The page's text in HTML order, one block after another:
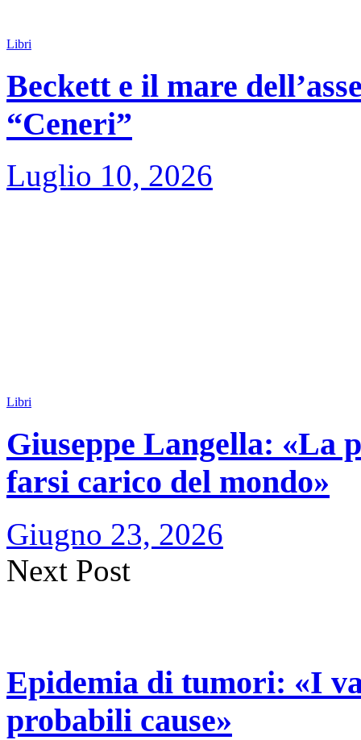
Libri
Beckett e il mare
“Ceneri”
Luglio 10, 2026
Libri
Giuseppe Langella: «La
farsi carico del mondo»
Giugno 23, 2026
Next Post
Epidemia di tumori: «I
probabili cause»